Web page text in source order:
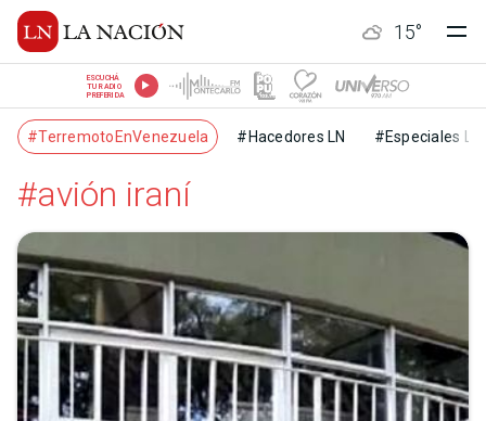
15°
ESCUCHÁ
TU RADIO
PREFERIDA
#TerremotoEnVenezuela #Hacedores LN #Especiales LN
#avión iraní